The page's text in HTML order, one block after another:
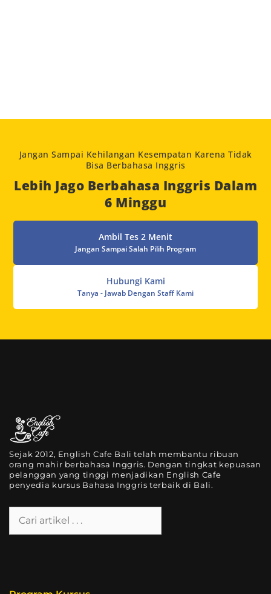
Jangan Sampai Kehilangan Kesempatan Karena Tidak
Bisa Berbahasa Inggris
Lebih Jago Berbahasa Inggris Dalam
6 Minggu
Ambil Tes 2 Menit
Jangan Sampai Salah Pilih Program
Hubungi Kami
Tanya - Jawab Dengan Staff Kami
Sejak 2012, English Cafe Bali telah membantu ribuan
orang mahir berbahasa Inggris. Dengan tingkat kepuasan
pelanggan yang tinggi menjadikan English Cafe
penyedia kursus Bahasa Inggris terbaik di Bali.